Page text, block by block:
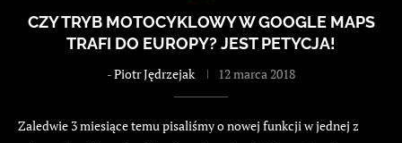
CZY TRYB MOTOCYKLOWY W GOOGLE MAPS
TRAFI DO EUROPY? JEST PETYCJA!
-Piotr Jędrzejak 12 marca 2018
Zaledwie 3 miesiące temu pisaliśmy o nowej funkcji w jednej z